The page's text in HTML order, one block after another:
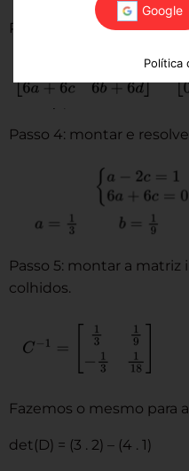
Passo 3: fazer a
Passo 4: montar e
Passo 5: montar a
colhidos.
Fazemos o mesmo para
det(D) = (3 . 2) – (4 . 1)
Política